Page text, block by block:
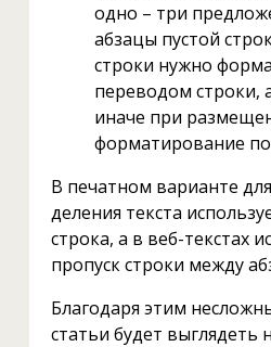
одно – три
абзацы пустой
строки нужно
переводом строки,
иначе при
форматирование
В печатном варианте
деления текста
строка, а в веб-текстах
пропуск строки между
Благодаря этим
статьи будет выглядеть